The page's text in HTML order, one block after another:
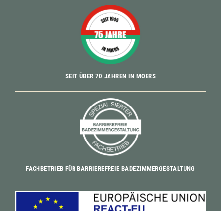
SEIT ÜBER 70 JAHREN IN MOERS
FACHBETRIEB FÜR BARRIEREFREIE BADEZIMMERGESTALTUNG